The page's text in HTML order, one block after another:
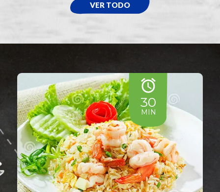
VER TODO
30
MIN